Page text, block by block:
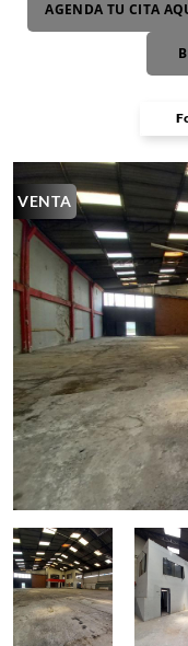
VENTA
AGENDA TU CITA